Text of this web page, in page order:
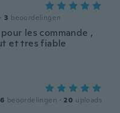
· 3 beoordelingen
les commande ,
et tres fiable
beoordelingen · 20 uploads